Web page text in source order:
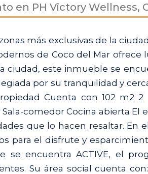
en PH Victory Wellness,
más exclusivas de la
de Coco del Mar ofrece
ciudad, este inmueble se
por su tranquilidad y
Cuenta con 102 m2
comedor Cocina abierta
que lo hacen resaltar. En
para el disfrute y
se encuentra ACTIVE, el
Su área social cuenta